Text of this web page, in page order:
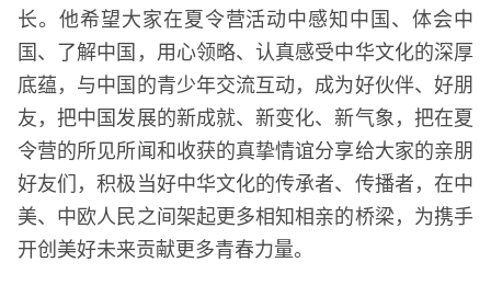
长。他希望大家在夏令营活动中感知中国、体会中
国、了解中国，用心领略、认真感受中华文化的深厚
底蕴，与中国的青少年交流互动，成为好伙伴、好朋
友，把中国发展的新成就、新变化、新气象，把在夏
令营的所见所闻和收获的真挚情谊分享给大家的亲朋
好友们，积极当好中华文化的传承者、传播者，在中
美、中欧人民之间架起更多相知相亲的桥梁，为携手
开创美好未来贡献更多青春力量。